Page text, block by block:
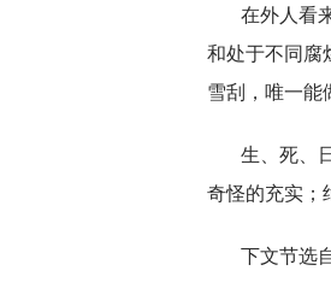
在外人看
和处于不同腐
雪刮，唯一能
生、死、
奇怪的充实；
下文节选